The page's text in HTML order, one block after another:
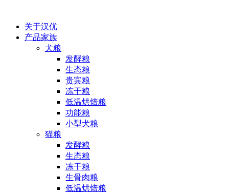
关于汉优
产品家族
犬粮
发酵粮
生态粮
贵宾粮
冻干粮
低温烘焙粮
功能粮
小型犬粮
猫粮
发酵粮
生态粮
冻干粮
生骨肉粮
低温烘焙粮